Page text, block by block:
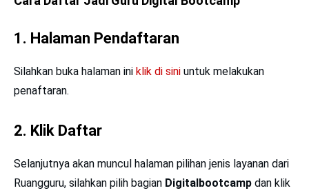
1. Halaman Pendaftaran
Silahkan buka halaman ini klik di sini untuk melakukan
penaftaran.
2. Klik Daftar
Selanjutnya akan muncul halaman pilihan jenis layanan dari
Ruangguru, silahkan pilih bagian Digitalbootcamp dan klik